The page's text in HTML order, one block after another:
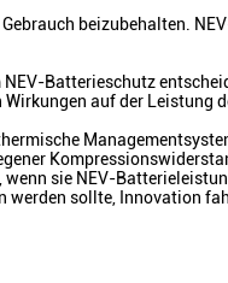
beizubehalten.
Batterieschutz
auf der Leistung
sie NEV-
werden sollte, Innovation